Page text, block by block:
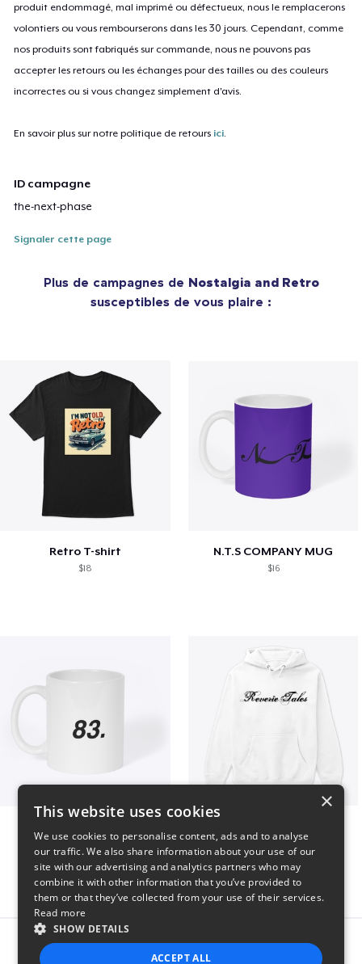
produit endommagé, mal imprimé ou défectueux, nous le remplacerons
volontiers ou vous rembourserons dans les 30 jours. Cependant, comme
nos produits sont fabriqués sur commande, nous ne pouvons pas
accepter les retours ou les échanges pour des tailles ou des couleurs
incorrectes ou si vous changez simplement d'avis.
En savoir plus sur notre politique de retours ici
ID campagne
the-next-phase
Signaler cette page
Plus de campagnes de Nostalgia and Retro
susceptibles de vous plaire :
Retro T-shirt
$18
N.T.S COMPANY MUG
$16
$16 $35
Report this product
×
This website uses cookies
We use cookies to personalise content, ads and to analyse
our traffic. We also share information about your use of our
site with our advertising and analytics partners who may
combine it with other information that you’ve provided to
them or that they’ve collected from your use of their services.
Read more
SHOW DETAILS
ACCEPT ALL